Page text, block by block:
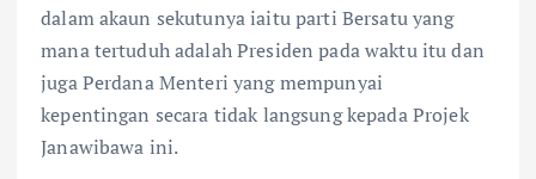
dalam akaun sekutunya iaitu parti Bersatu yang
mana tertuduh adalah Presiden pada waktu itu dan
juga Perdana Menteri yang mempunyai
kepentingan secara tidak langsung kepada Projek
Janawibawa ini.